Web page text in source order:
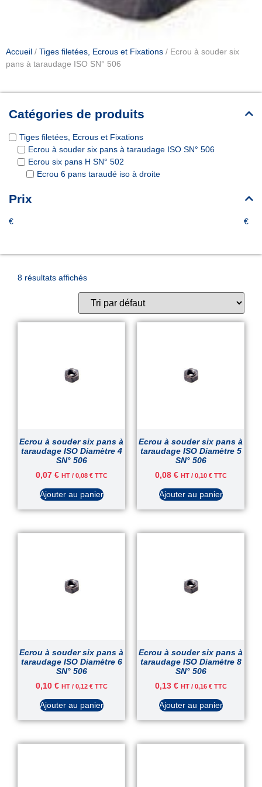
Accueil / Tiges filetées, Ecrous et Fixations / Ecrou à souder six
pans à taraudage ISO SN° 506
Catégories de produits
Tiges filetées, Ecrous et Fixations
Ecrou à souder six pans à taraudage ISO SN° 506
Ecrou six pans H SN° 502
Ecrou 6 pans taraudé iso à droite
Prix
€ €
8 résultats affichés
Ecrou à souder six pans à
taraudage ISO Diamètre 4
SN° 506
0,07 € HT / 0,08 €TTC
Ajouter au panier
Ecrou à souder six pans à
taraudage ISO Diamètre 5
SN° 506
0,08 € HT / 0,10 €TTC
Ajouter au panier
Ecrou à souder six pans à
taraudage ISO Diamètre 6
SN° 506
0,10 € HT / 0,12 €TTC
Ajouter au panier
Ecrou à souder six pans à
taraudage ISO Diamètre 8
SN° 506
0,13 € HT / 0,16 €TTC
Ajouter au panier